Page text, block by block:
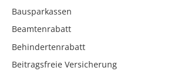
Bausparkassen
Beamtenrabatt
Behindertenrabatt
Beitragsfreie Versicherung